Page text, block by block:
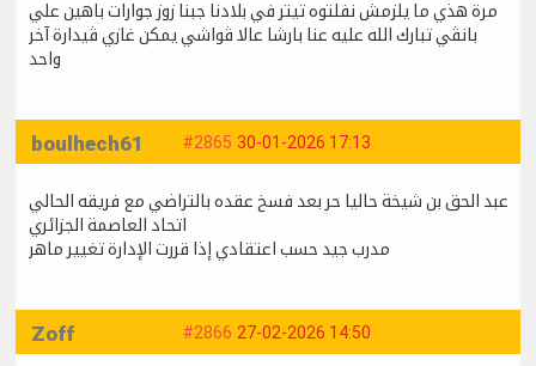
مرة هذي ما يلزمش نفلتوه تيتر في بلادنا جبنا زوز جوارات باهين علي
بانڨي تبارك الله عليه عنا بارشا عالا ڨواشي يمكن غازي ڨيدارة آخر
واحد
#2865 30-01-2026 17:13
boulhech61
عبد الحق بن شيخة حاليا حر بعد فسخ عقده بالتراضي مع فريقه الحالي
اتحاد العاصمة الجزائري
مدرب جيد حسب اعتقادي إذا قررت الإدارة تغيير ماهر
#2866 27-02-2026 14:50
Zoff